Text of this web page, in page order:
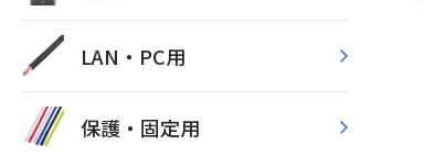
LAN・PC用
保護・固定用